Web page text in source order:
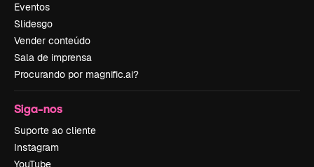
Eventos
Slidesgo
Vender conteúdo
Sala de imprensa
Procurando por magnific.ai?
Siga-nos
Suporte ao cliente
Instagram
YouTube